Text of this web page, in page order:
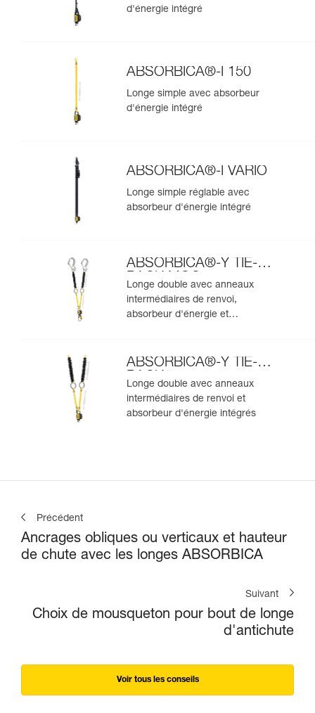
d'énergie intégré
ABSORBICA®-I 150
Longe simple avec absorbeur
d'énergie intégré
ABSORBICA®-I VARIO
Longe simple réglable avec
absorbeur d'énergie intégré
ABSORBICA®-Y TIE-
BACK MGO
Longe double avec anneaux
intermédiaires de renvoi,
absorbeur d'énergie et
ABSORBICA®-Y TIE-
BACK
Longe double avec anneaux
intermédiaires de renvoi et
absorbeur d'énergie intégrés
Précédent
Ancrages obliques ou verticaux et hauteur
de chute avec les longes ABSORBICA
Suivant
Choix de mousqueton pour bout de longe
d'antichute
Voir tous les conseils